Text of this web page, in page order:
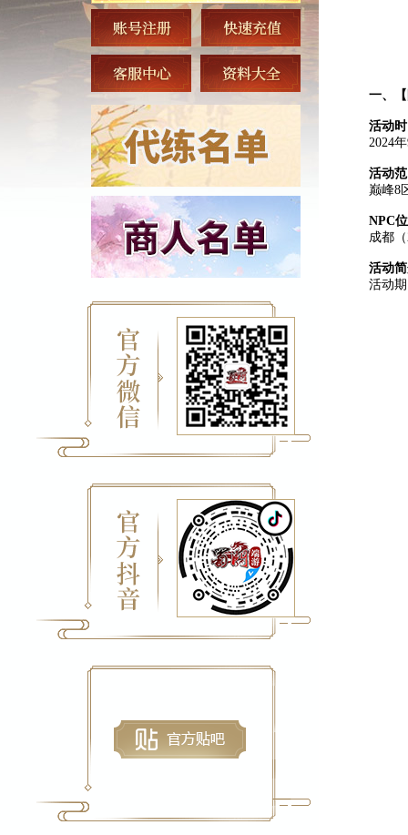
一、
活动时
2024
活动范
巅峰8
NPC位
成都（
活动简
活动